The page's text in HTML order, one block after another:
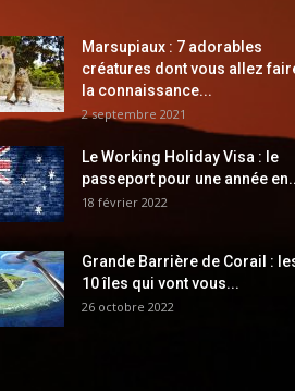
Marsupiaux : 7 adorables
créatures dont vous allez
la connaissance...
2 septembre 2021
Le Working Holiday Visa : le
passeport pour une année
18 février 2022
Grande Barrière de Corail :
10 îles qui vont vous...
26 octobre 2022